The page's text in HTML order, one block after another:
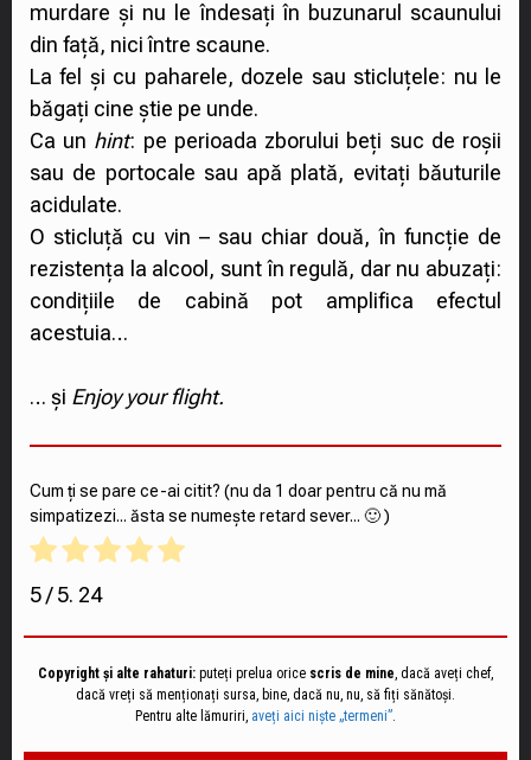
murdare și nu le îndesați în buzunarul scaunului
din față, nici între scaune.
La fel și cu paharele, dozele sau sticluțele: nu le
băgați cine știe pe unde.
Ca un hint: pe perioada zborului beți suc de roșii
sau de portocale sau apă plată, evitați băuturile
acidulate.
O sticluță cu vin – sau chiar două, în funcție de
rezistența la alcool, sunt în regulă, dar nu abuzați:
condițiile de cabină pot amplifica efectul
acestuia…
… și Enjoy your flight.
Cum ți se pare ce-ai citit? (nu da 1 doar pentru că nu mă
simpatizezi... ăsta se numește retard sever... 🙂 )
5/ 5. 24
Copyright și alte rahaturi: puteți prelua orice scris de mine, dacă aveți chef,
dacă vreți să menționați sursa, bine, dacă nu, nu, să fiți sănătoși.
Pentru alte lămuriri, aveți aici niște „termeni”.